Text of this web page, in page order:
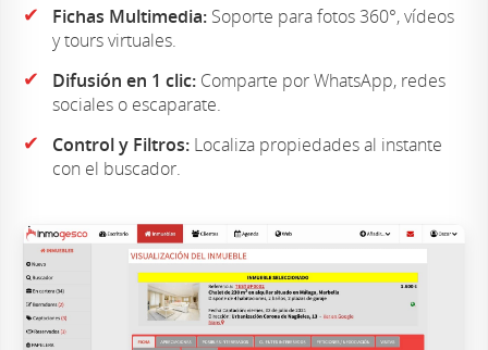
✔ Fichas Multimedia: Soporte para fotos 360°, vídeos
y tours virtuales.
✔ Difusión en 1 clic: Comparte por WhatsApp, redes
sociales o escaparate.
✔ Control y Filtros: Localiza propiedades al instante
con el buscador.